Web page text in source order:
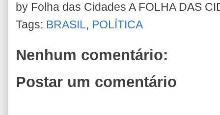
by Folha das Cidades A FOLHA DAS
Tags: BRASIL, POLÍTICA
Nenhum comentário:
Postar um comentário